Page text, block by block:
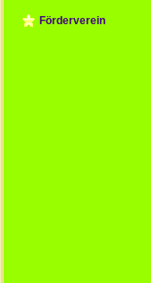
Förderverein